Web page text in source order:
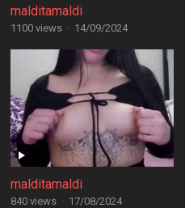
malditamaldi
1100 views · 14/09/2024
malditamaldi
840 views · 17/08/2024